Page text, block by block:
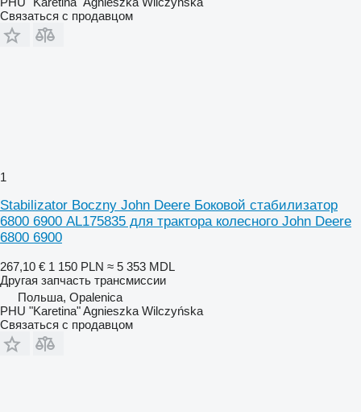
Связаться с продавцом
1
Stabilizator Boczny John Deere Боковой стабилизатор
6800 6900 AL175835 для трактора колесного John Deere
6800 6900
267,10 € 1 150 PLN ≈ 5 353 MDL
Другая запчасть трансмиссии
Польша, Opalenica
PHU "Karetina" Agnieszka Wilczyńska
Связаться с продавцом